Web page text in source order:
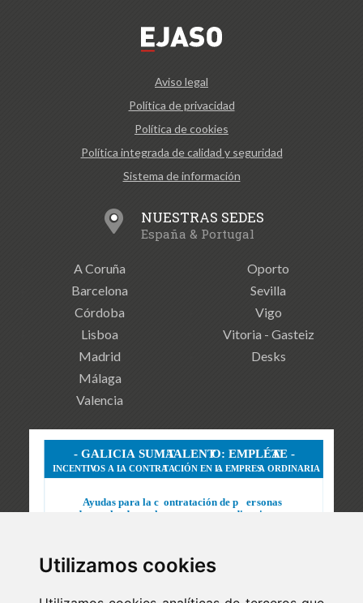
Utilizamos cookies
Aviso legal
Política de privacidad
Política de cookies
Política integrada de calidad y seguridad
Sistema de información
NUESTRAS SEDES
España & Portugal
A Coruña
Barcelona
Córdoba
Lisboa
Madrid
Málaga
Valencia
Oporto
Sevilla
Vigo
Vitoria - Gasteiz
Desks